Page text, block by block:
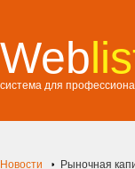
Web
система для
Новости Рыночная